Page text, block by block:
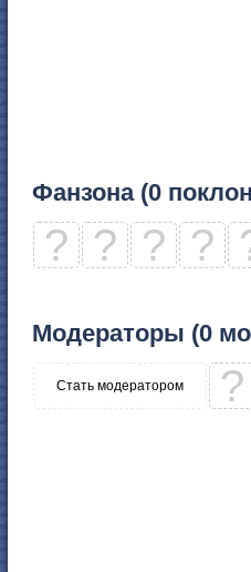
Фанзона (0
? ? ? ?
Модераторы (0
Стать модератором ?